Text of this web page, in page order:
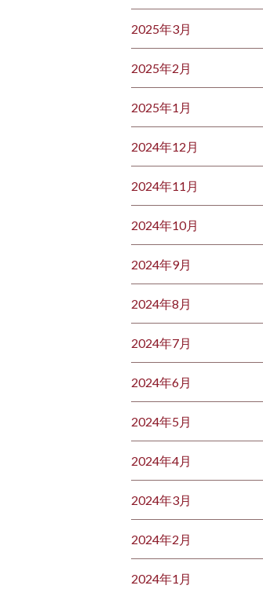
2025年3月
2025年2月
2025年1月
2024年12月
2024年11月
2024年10月
2024年9月
2024年8月
2024年7月
2024年6月
2024年5月
2024年4月
2024年3月
2024年2月
2024年1月